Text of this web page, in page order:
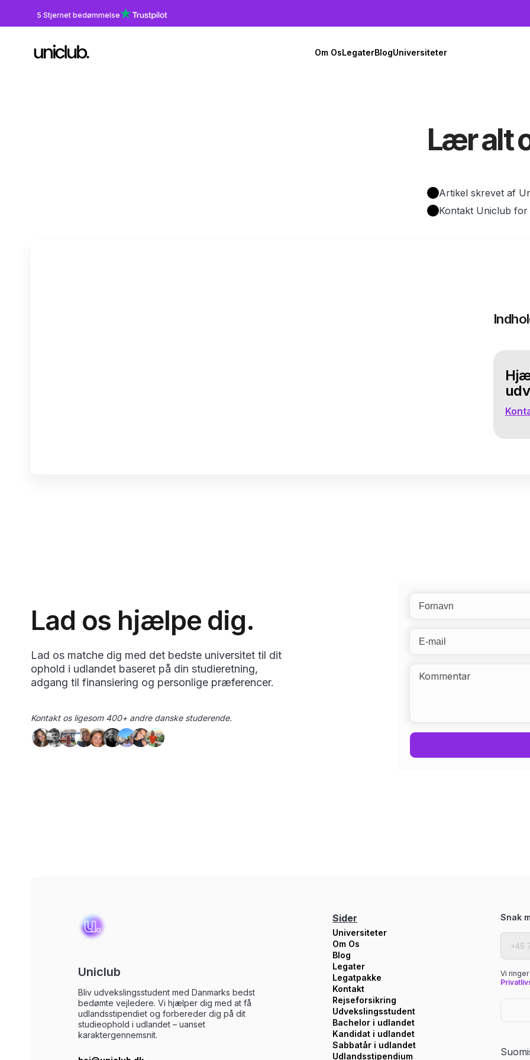
5 Stjernet bedømmelse
Om OsLegaterBlogUniversiteter
Lær alt
Artikel skrevet af
Kontakt Uniclub for
Lad os hjælpe dig.
Lad os matche dig med det bedste universitet til dit
ophold i udlandet baseret på din studieretning,
adgang til finansiering og personlige præferencer.
Kontakt os ligesom 400+ andre danske studerende.
Uniclub
Bliv udvekslingsstudent med Danmarks bedst
bedømte vejledere. Vi hjælper dig med at få
udlandsstipendiet og forbereder dig på dit
studieophold i udlandet – uanset
karaktergennemsnit.
Sider
Universiteter
Om Os
Blog
Legater
Legatpakke
Kontakt
Rejseforsikring
Udvekslingsstudent
Bachelor i udlandet
Kandidat i udlandet
Sabbatår i udlandet
Udlandsstipendium
Snak
Vi